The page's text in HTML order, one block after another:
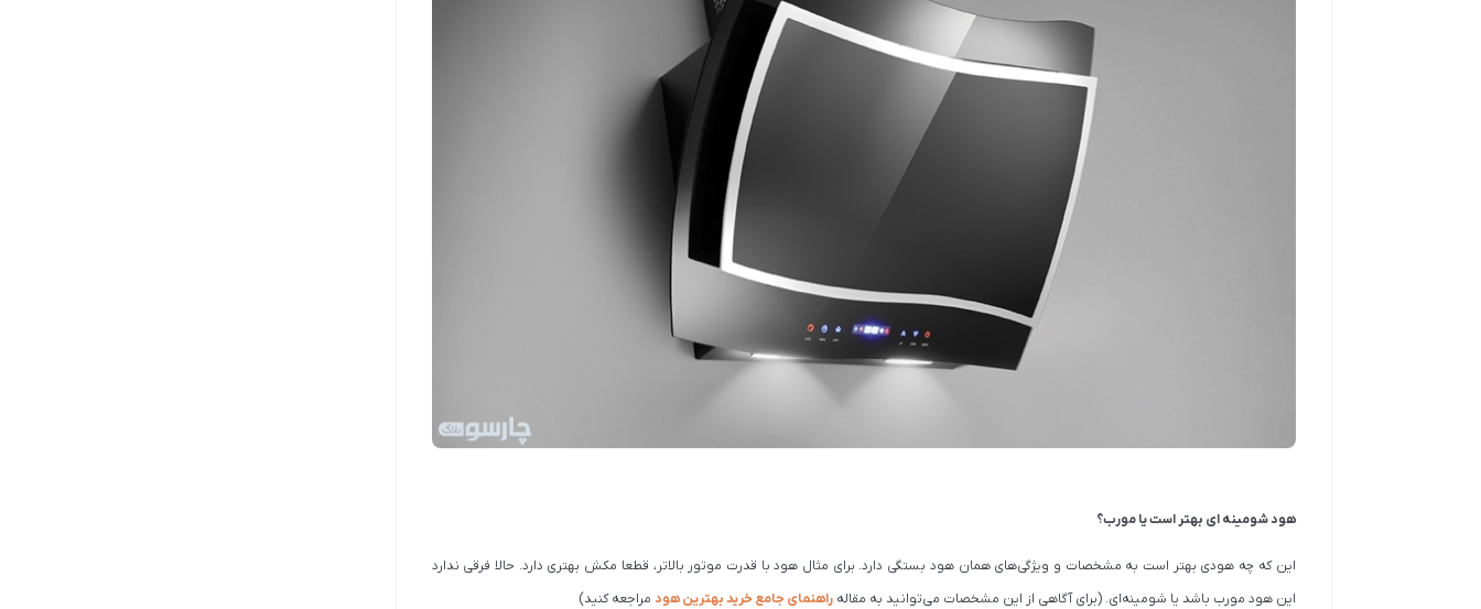
هود شومینه ای بهتر است یا مورب؟
این که چه هودی بهتر است به مشخصات و ویژگی‌های همان هود بستگی دارد. برای مثال هود با قدرت موتور بالاتر، قطعا مکش بهتری دارد. حالا فرقی ندارد
این هود مورب باشد یا شومینه‌ای. (برای آگاهی از این مشخصات می‌توانید به مقالهراهنمای جامع خرید بهترین هود مراجعه کنید)